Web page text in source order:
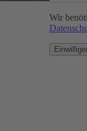
Wir